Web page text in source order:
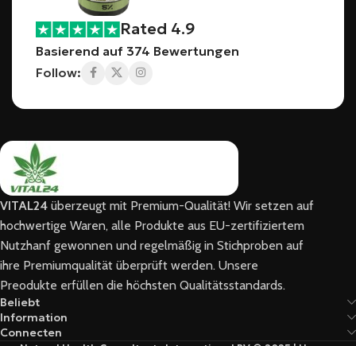
Rated 4.9
Basierend auf 374 Bewertungen
Follow:
VITAL24 überzeugt mit Premium-Qualität! Wir setzen auf
hochwertige Waren, alle Produkte aus EU-zertifiziertem
Nutzhanf gewonnen und regelmäßig in Stichproben auf
ihre Premiumqualität überprüft werden. Unsere
Preodukte erfüllen die höchsten Qualitätsstandards.
Beliebt
Information
Connecten